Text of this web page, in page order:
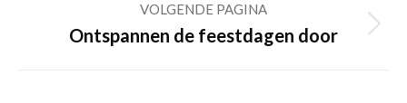
VOLGENDE PAGINA
Volgende
Ontspannen de feestdagen door